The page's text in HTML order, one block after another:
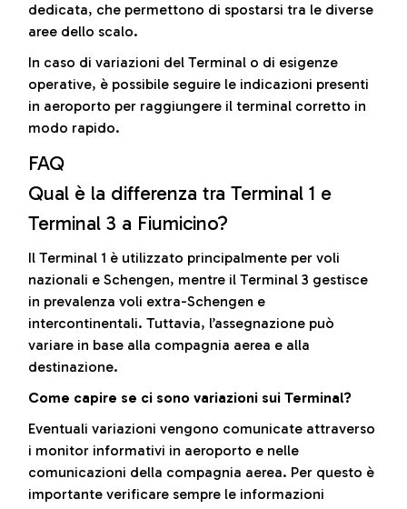
dedicata, che permettono di spostarsi tra le diverse
aree dello scalo.
In caso di variazioni del Terminal o di esigenze
operative, è possibile seguire le indicazioni presenti
in aeroporto per raggiungere il terminal corretto in
modo rapido.
FAQ
Qual è la differenza tra Terminal 1 e
Terminal 3 a Fiumicino?
Il Terminal 1 è utilizzato principalmente per voli
nazionali e Schengen, mentre il Terminal 3 gestisce
in prevalenza voli extra-Schengen e
intercontinentali. Tuttavia, l’assegnazione può
variare in base alla compagnia aerea e alla
destinazione.
Come capire se ci sono variazioni sui Terminal?
Eventuali variazioni vengono comunicate attraverso
i monitor informativi in aeroporto e nelle
comunicazioni della compagnia aerea. Per questo è
importante verificare sempre le informazioni